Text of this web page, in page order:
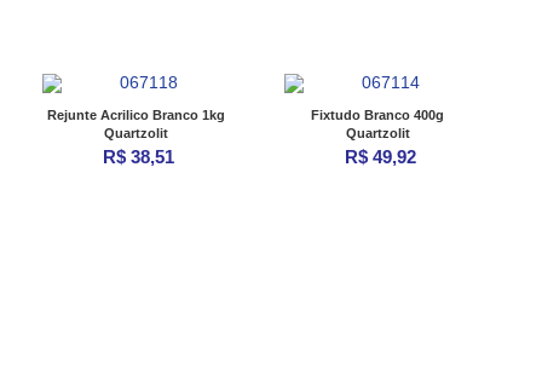
Rejunte Acrilico Branco 1kg
Quartzolit
R$ 38,51
Fixtudo Branco 400g
Quartzolit
R$ 49,92